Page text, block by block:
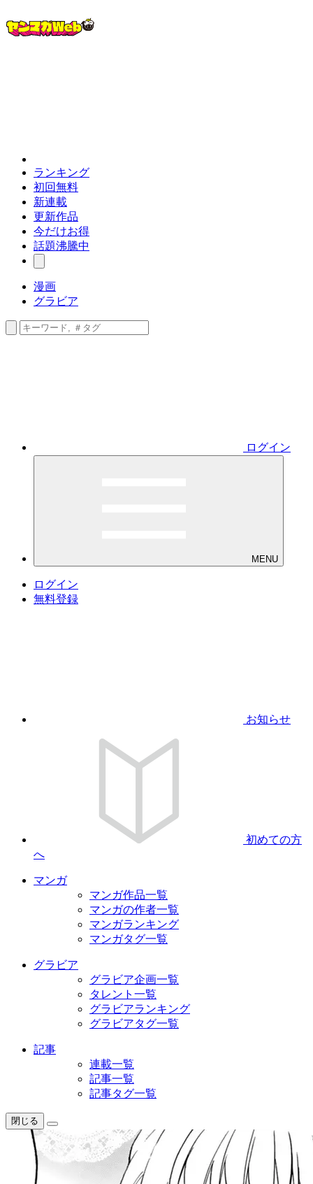
ランキング
初回無料
新連載
更新作品
今だけお得
話題沸騰中
漫画
グラビア
ログイン
MENU
ログイン
無料登録
お知らせ
初めての方
へ
マンガ
マンガ作品一覧
マンガの作者一覧
マンガランキング
マンガタグ一覧
グラビア
グラビア企画一覧
タレント一覧
グラビアランキング
グラビアタグ一覧
記事
連載一覧
記事一覧
記事タグ一覧
閉じる